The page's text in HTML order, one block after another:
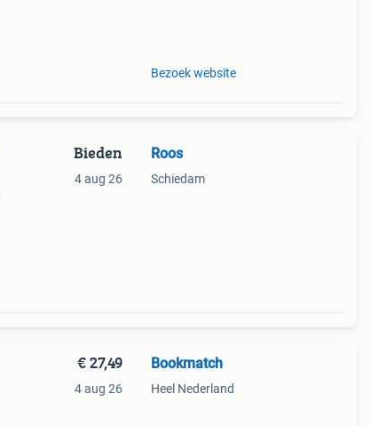
Bezoek website
Bieden
4 aug 26
Roos
Schiedam
€ 27,49
4 aug 26
Bookmatch
Heel Nederland